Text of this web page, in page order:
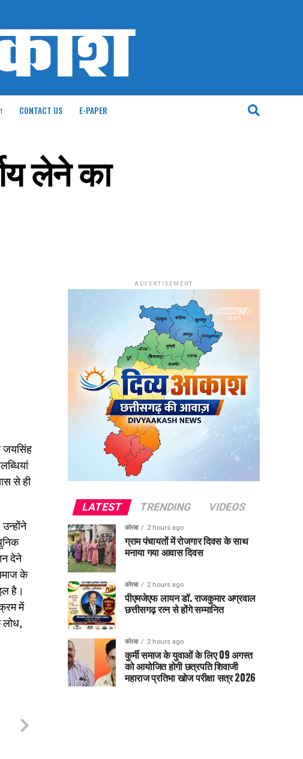
CONTACT US E-PAPER
लेने का
जयसिंह
से ही
देने
के
है।
में
लोध,
ADVERTISEMENT
LATEST TRENDING VIDEOS
कोरबा 2 hours ago
ग्राम पंचायतों में रोजगार दिवस के साथ
मनाया गया आवास दिवस
कोरबा 2 hours ago
पीएमजेएफ लायन डॉ. राजकुमार अग्रवाल
छत्तीसगढ़ रत्न से होंगे सम्मानित
कोरबा 2 hours ago
कुर्मी समाज के युवाओं के लिए 09 अगस्त
को आयोजित होगी छत्रपति शिवाजी
महाराज प्रतिभा खोज परीक्षा सत्र 2026